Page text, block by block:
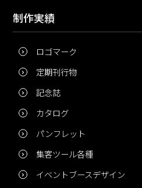
制作実績
ロゴマーク
定期刊行物
記念誌
カタログ
パンフレット
集客ツール各種
イベントブースデザイン